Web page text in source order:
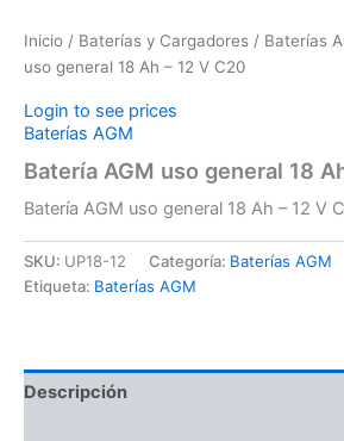
Inicio / Baterías y Cargadores / Baterías
uso general 18 Ah – 12 V C20
Login to see prices
Baterías AGM
Batería AGM uso general 18
Batería AGM uso general 18 Ah – 12 V
SKU: UP18-12 Categoría: Baterías AGM
Etiqueta: Baterías AGM
Descripción